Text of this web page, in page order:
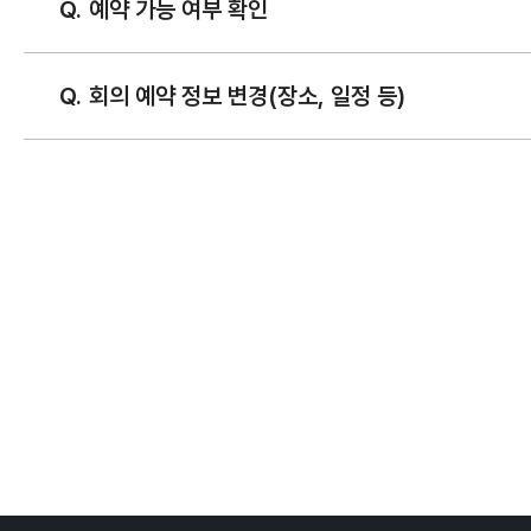
예약 가능 여부 확인
회의 예약 정보 변경(장소, 일정 등)